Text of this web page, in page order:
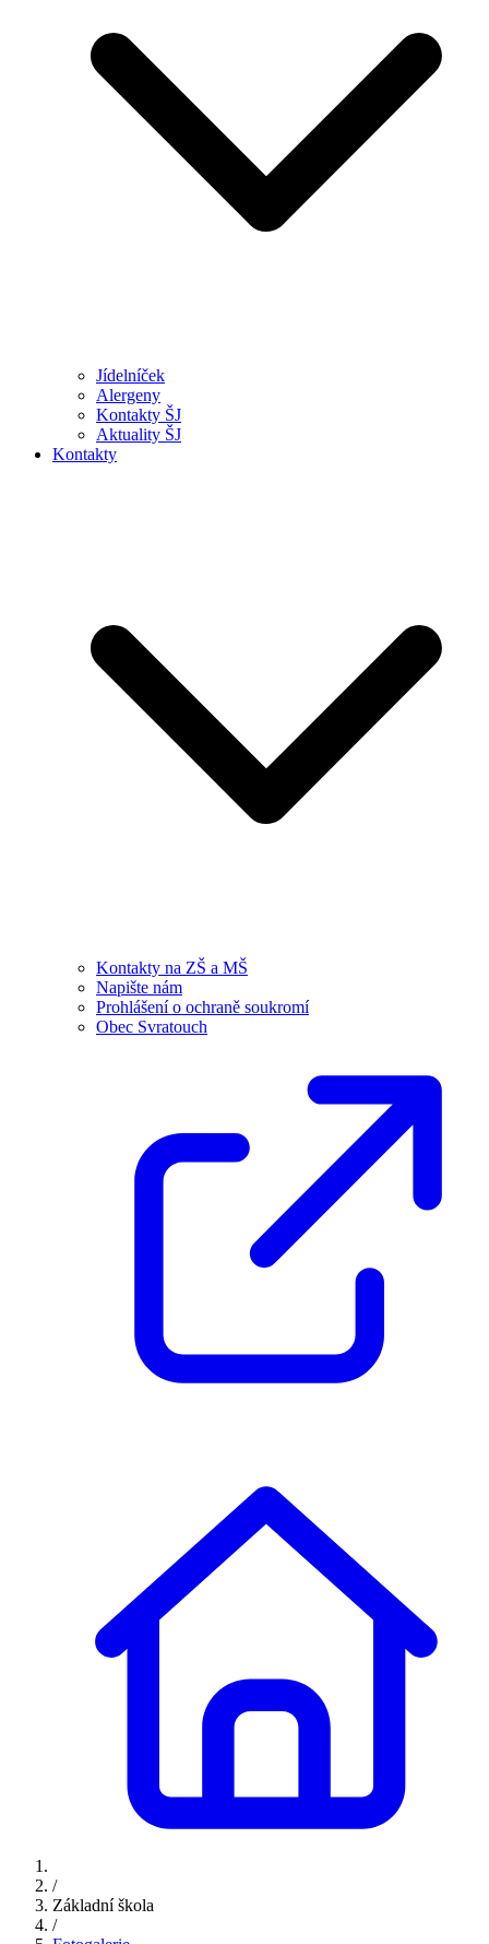
Jídelníček
Alergeny
Kontakty ŠJ
Aktuality ŠJ
Kontakty
Kontakty na ZŠ a MŠ
Napište nám
Prohlášení o ochraně soukromí
Obec Svratouch
/
Základní škola
/